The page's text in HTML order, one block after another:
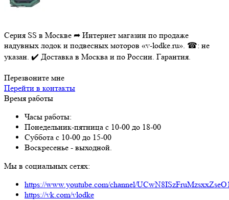
Серия SS в Москве ➦ Интернет магазин по продаже
надувных лодок и подвесных моторов «v-lodke.ru». ☎: не
указан. ✔️ Доставка в Москва и по России. Гарантия.
Перезвоните мне
Перейти в контакты
Время работы
Часы работы:
Понедельник-пятница с 10-00 до 18-00
Суббота с 10-00 до 15-00
Воскресенье - выходной.
Мы в социальных сетях:
https://www.youtube.com/channel/
https://vk.com/vlodke